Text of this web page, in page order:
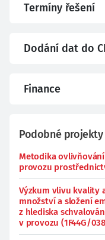
Termíny řešení
Dodání dat do
Finance
Podobné projekty
Metodika
provozu
Výzkum vlivu kvality
množství a složení
z hlediska
v provozu (1F44G/